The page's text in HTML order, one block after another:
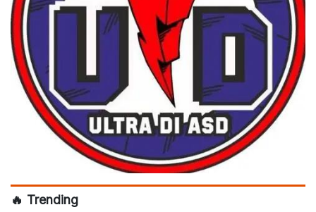
🔥 Trending